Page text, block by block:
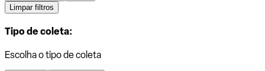
Limpar filtros
Tipo de coleta:
Escolha o tipo de coleta